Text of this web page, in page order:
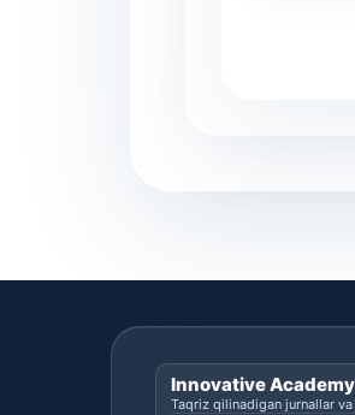
Innovative Academy
Taqriz qilinadigan jurnallar